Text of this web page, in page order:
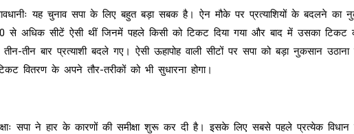
यह चुनाव सपा के लिए बहुत बड़ा सबक है। ऐन मौके पर प्रत्याशियों के बदलने का
से अधिक सीटें ऐसी थीं जिनमें पहले किसी को टिकट दिया गया और बाद में उसका
तीन बार प्रत्याशी बदले गए। ऐसी ऊहापोह वाली सीटों पर सपा को बड़ा नुकसान
वितरण के अपने तौर-तरीकों को भी सुधारना होगा।
सपा ने हार के कारणों की समीक्षा शुरू कर दी है। इसके लिए सबसे पहले प्रत्येक